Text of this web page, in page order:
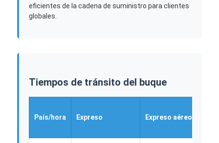
eficientes de la cadena de suministro para clientes
globales.
Tiempos de tránsito del buque
País/hora Expreso Expreso aéreo